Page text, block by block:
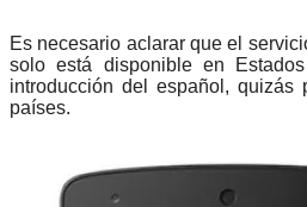
Es necesario aclarar que el
solo está disponible en
introducción del español, quizás
países.